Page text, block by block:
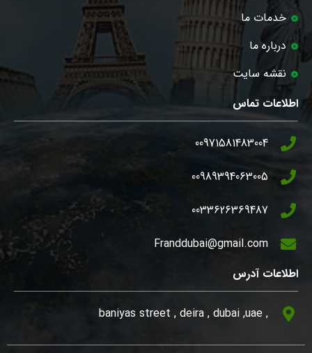
خدمات ما
درباره ما
نقشه سایت
اطلاعات تماس
00971581483004
00989394063005
0033626369487
Franddubai@gmail.com
اطلاعات آدرس
, baniyas street , deira , dubai ,uae